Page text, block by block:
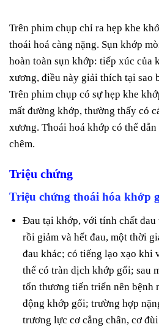
Trên phim chụp chỉ ra hẹp khe
thoái hoá càng nặng. Sụn khớp
hoàn toàn sụn khớp: tiếp xúc của
xương, điều này giải thích tại sao
Trên phim chụp có sự hẹp khe
mất đường khớp, thường thấy có
xương. Thoái hoá khớp có thể
chêm.
Triệu chứng
Triệu chứng thoái hóa khớp
Đau tại khớp, với tính chất đau
rồi giảm và hết đau, một thời
đau khác; có tiếng lạo xạo khi
thể có tràn dịch khớp gối; sau
tổn thương tiến triển nên bệnh
động khớp gối; trường hợp
trương lực cơ cẳng chân, cơ